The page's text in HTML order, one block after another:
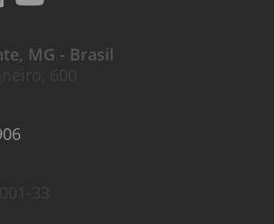
MG - Brasil